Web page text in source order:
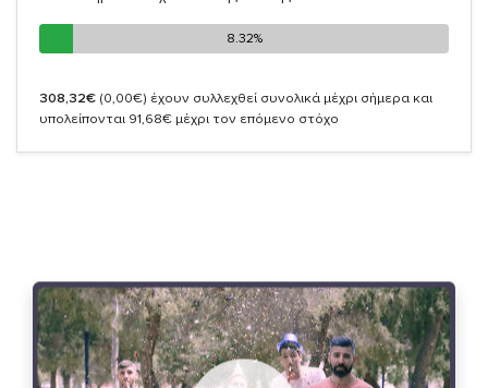
8.32%
8.32%
308,32€ (0,00€) έχουν συλλεχθεί συνολικά μέχρι σήμερα και
υπολείπονται 91,68€ μέχρι τον επόμενο στόχο